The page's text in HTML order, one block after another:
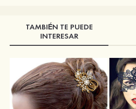
TAMBIÉN TE PUEDE
INTERESAR